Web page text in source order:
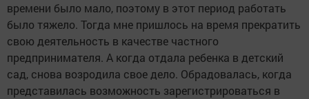
времени было мало, поэтому в этот период работать
было тяжело. Тогда мне пришлось на время прекратить
свою деятельность в качестве частного
предпринимателя. А когда отдала ребенка в детский
сад, снова возродила свое дело. Обрадовалась, когда
представилась возможность зарегистрироваться в